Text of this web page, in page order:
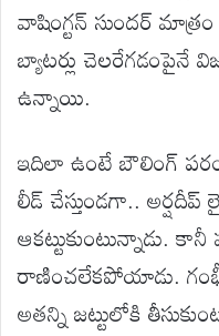
వాషింగ్టన్ సుందర్
బ్యాటర్లు
ఉన్నాయి.
ఇదిలా ఉంటే బౌలింగ్
లీడ్ చేస్తుండగా..
ఆకట్టుకుంటున్నాడు.
రాణించలేకపోయాడు.
అతన్ని జట్టులోకి